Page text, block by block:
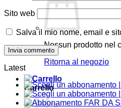
Nessun prodotto nel
Ritorna al negozio
Carrello
Sito web
Salva il mio nome, email e
Latest